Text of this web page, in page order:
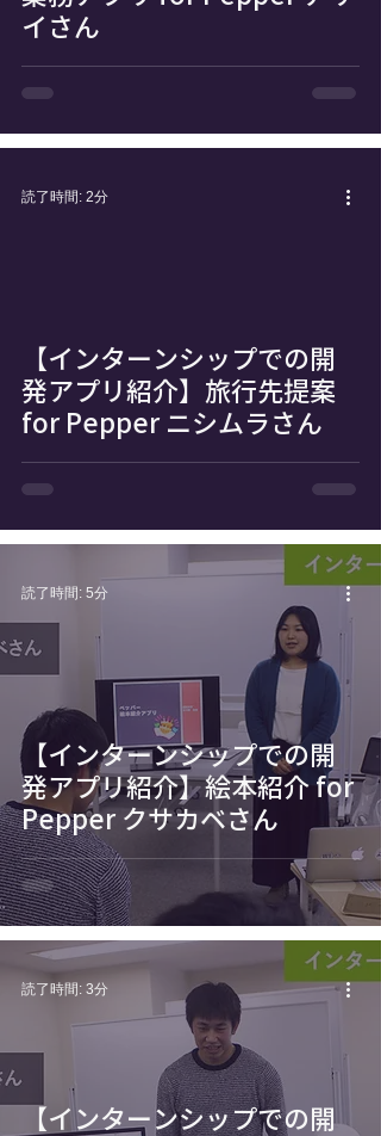
イさん
【インターンシップでの開
発アプリ紹介】旅行先提案
for Pepper ニシムラさん
読了時間: 2分
【インターンシップでの開
発アプリ紹介】絵本紹介 for
Pepper クサカベさん
読了時間: 5分
【インターンシップでの開
読了時間: 3分